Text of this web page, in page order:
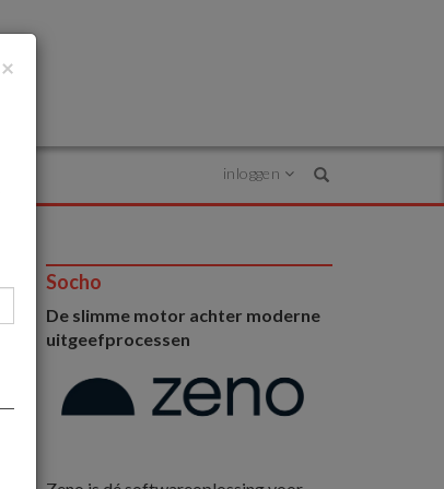
inloggen
Socho
De slimme motor achter moderne
uitgeefprocessen
×